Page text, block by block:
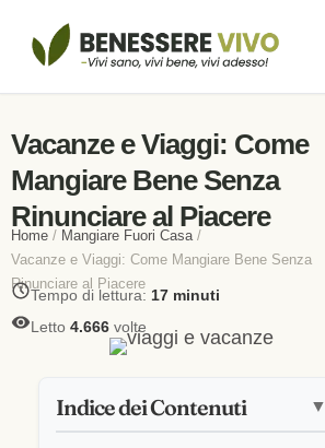
Vacanze e Viaggi: Come
Mangiare Bene Senza
Rinunciare al Piacere
Home / Mangiare Fuori Casa /
Vacanze e Viaggi: Come Mangiare Bene Senza
Rinunciare al Piacere
Tempo di lettura: 17 minuti
Letto 4.666 volte
Indice dei Contenuti ▼